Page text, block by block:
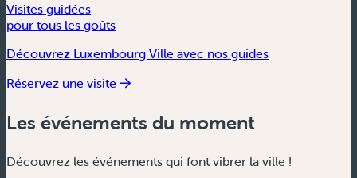
Visites guidées
pour tous les goûts
Découvrez Luxembourg Ville avec nos guides
Réservez une visite
Les événements du moment
Découvrez les événements qui font vibrer la ville !